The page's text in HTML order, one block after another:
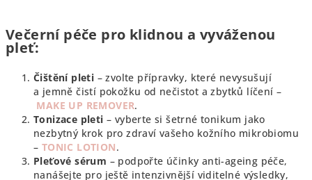
Večerní péče pro klidnou a vyváženou
pleť:
Čištění pleti – zvolte přípravky, které nevysušují
a jemně čistí pokožku od nečistot a zbytků líčení –
MAKE UP REMOVER.
Tonizace pleti – vyberte si šetrné tonikum jako
nezbytný krok pro zdraví vašeho kožního mikrobiomu
– TONIC LOTION.
Pleťové sérum – podpořte účinky anti-ageing péče,
nanášejte pro ještě intenzivnější viditelné výsledky,